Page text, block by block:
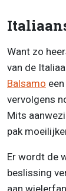
Want zo
van de
Balsamo
vervolgens
Mits
pak
Er wordt de
beslissing